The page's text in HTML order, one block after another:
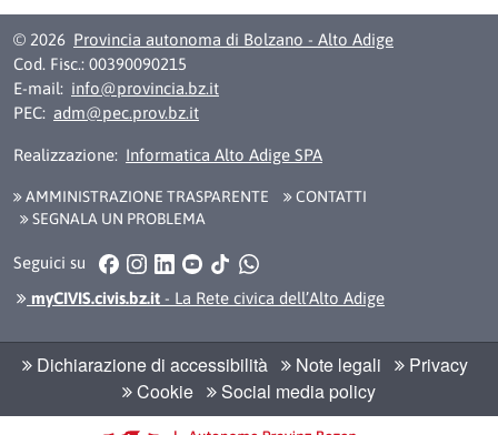
© 2026 Provincia autonoma di Bolzano - Alto Adige
Cod. Fisc.: 00390090215
E-mail: info@provincia.bz.it
PEC: adm@pec.prov.bz.it
Realizzazione: Informatica Alto Adige SPA
AMMINISTRAZIONE TRASPARENTE
CONTATTI
SEGNALA UN PROBLEMA
Seguici su Facebook
Instagram
LinkedInYouTube
TikTokWhatsApp
myCIVIS.civis.bz.it - La Rete civica dell’Alto Adige
Dichiarazione di accessibilità Note legali
Privacy
Cookie
Social media policy